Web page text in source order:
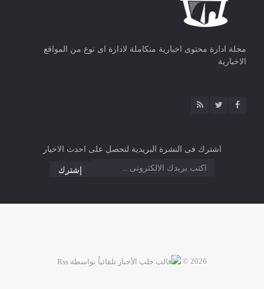
مجلة ادارة محتوى اخبارية متكاملة لادارة اى نوع من المواقع
الاخبارية
اشترك فى النشرة البريدية لتحصل على احدث الاخبار
2026 ©